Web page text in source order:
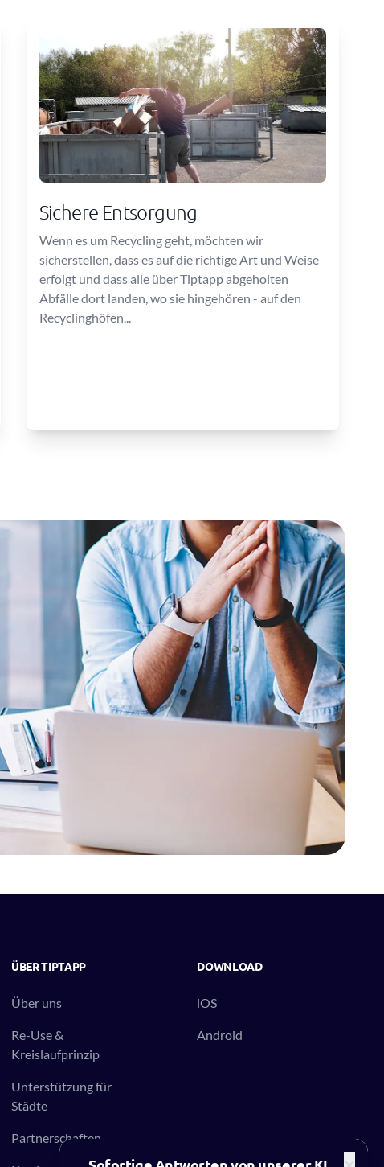
Sichere Entsorgung
Wenn es um Recycling geht, möchten wir
sicherstellen, dass es auf die richtige Art und Weise
erfolgt und dass alle über Tiptapp abgeholten
Abfälle dort landen, wo sie hingehören - auf den
Recyclinghöfen...
ÜBER TIPTAPP
Über uns
Re-Use &
Kreislaufprinzip
Unterstützung für
Städte
Partnerschaften
DOWNLOAD
iOS
Android